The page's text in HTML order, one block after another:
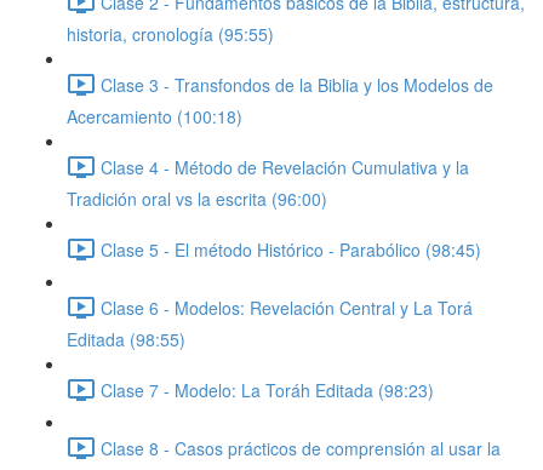
historia, cronología (95:55)
Clase 3 - Transfondos de la Biblia y los Modelos de
Acercamiento (100:18)
Clase 4 - Método de Revelación Cumulativa y la
Tradición oral vs la escrita (96:00)
Clase 5 - El método Histórico - Parabólico (98:45)
Clase 6 - Modelos: Revelación Central y La Torá
Editada (98:55)
Clase 7 - Modelo: La Toráh Editada (98:23)
Clase 8 - Casos prácticos de comprensión al usar la